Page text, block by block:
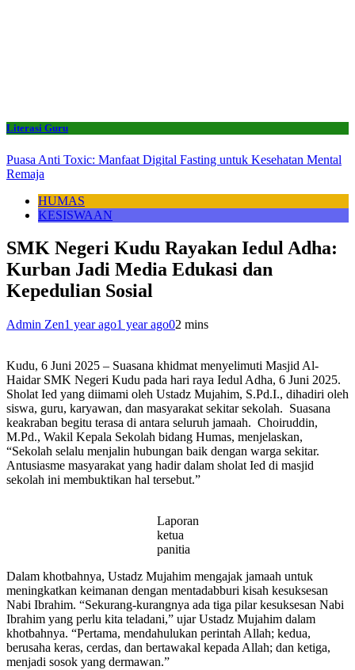
Literasi Guru
Puasa Anti Toxic: Manfaat Digital Fasting untuk Kesehatan Mental
Remaja
HUMAS
KESISWAAN
SMK Negeri Kudu Rayakan Iedul Adha:
Kurban Jadi Media Edukasi dan
Kepedulian Sosial
Admin Zen1 year ago1 year ago02 mins
Kudu, 6 Juni 2025 – Suasana khidmat menyelimuti Masjid Al-
Haidar SMK Negeri Kudu pada hari raya Iedul Adha, 6 Juni 2025.
Sholat Ied yang diimami oleh Ustadz Mujahim, S.Pd.I., dihadiri oleh
siswa, guru, karyawan, dan masyarakat sekitar sekolah. Suasana
keakraban begitu terasa di antara seluruh jamaah. Choiruddin,
M.Pd., Wakil Kepala Sekolah bidang Humas, menjelaskan,
“Sekolah selalu menjalin hubungan baik dengan warga sekitar.
Antusiasme masyarakat yang hadir dalam sholat Ied di masjid
sekolah ini membuktikan hal tersebut.”
Laporan
ketua
panitia
Dalam khotbahnya, Ustadz Mujahim mengajak jamaah untuk
meningkatkan keimanan dengan mentadabburi kisah kesuksesan
Nabi Ibrahim. “Sekurang-kurangnya ada tiga pilar kesuksesan Nabi
Ibrahim yang perlu kita teladani,” ujar Ustadz Mujahim dalam
khotbahnya. “Pertama, mendahulukan perintah Allah; kedua,
berusaha keras, cerdas, dan bertawakal kepada Allah; dan ketiga,
menjadi sosok yang dermawan.”